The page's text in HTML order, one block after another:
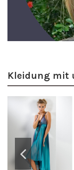
Kleidung mit